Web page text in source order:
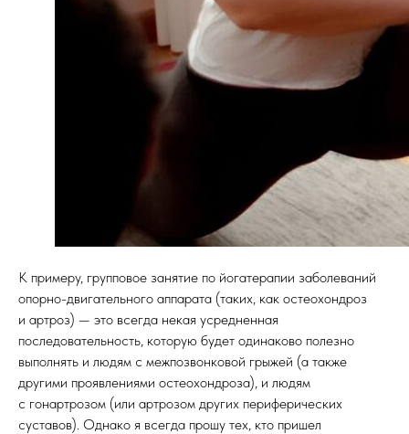
К примеру, групповое занятие по йогатерапии заболеваний
опорно-двигательного аппарата (таких, как остеохондроз
и артроз) — это всегда некая усредненная
последовательность, которую будет одинаково полезно
выполнять и людям с межпозвонковой грыжей (а также
другими проявлениями остеохондроза), и людям
с гонартрозом (или артрозом других периферических
суставов). Однако я всегда прошу тех, кто пришел